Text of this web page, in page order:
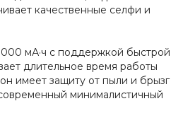
качественные селфи и
мА·ч с поддержкой быстрой
длительное время работы
имеет защиту от пыли и брызг
минималистичный